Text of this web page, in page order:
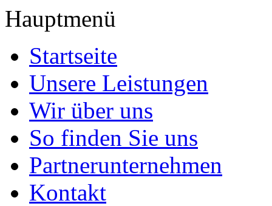
Hauptmenü
Startseite
Unsere Leistungen
Wir über uns
So finden Sie uns
Partnerunternehmen
Kontakt